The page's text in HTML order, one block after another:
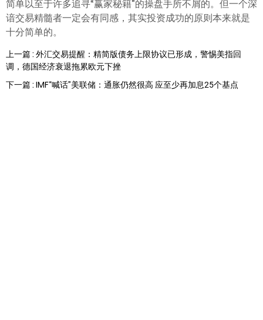
简单以至于许多追寻“赢家秘籍”的操盘手所不屑的。但一个深
谙交易精髓者一定会有同感，其实投资成功的原则本来就是
十分简单的。
上一篇 : 外汇交易提醒：精简版债务上限协议已形成，警惕美指回
调，德国经济衰退拖累欧元下挫
下一篇 : IMF“喊话”美联储：通胀仍然很高 应至少再加息25个基点